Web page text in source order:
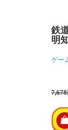
鉄
明
ゲ